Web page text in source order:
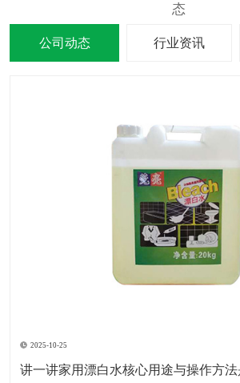
公司动态 行业资讯
2025-10-25
讲一讲家用漂白水核心用途与操作方法